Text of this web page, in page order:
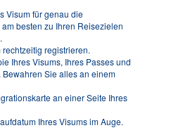
Visum für genau die
besten zu Ihren Reisezielen
registrieren.
Ihres Visums, Ihres Passes und
Bewahren Sie alles an einem
an einer Seite Ihres
Ihres Visums im Auge.